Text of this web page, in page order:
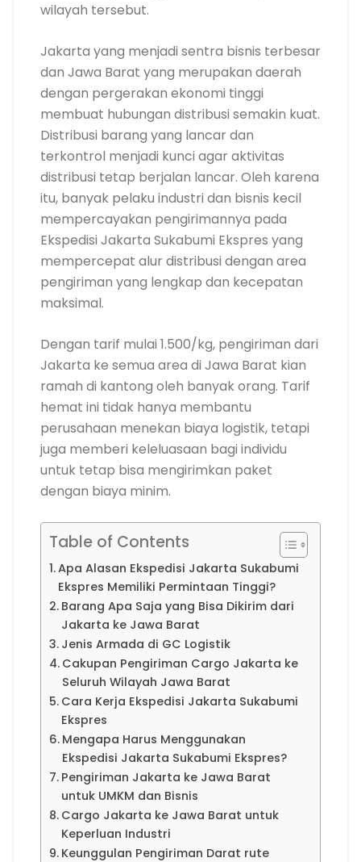
wilayah tersebut.
Jakarta yang menjadi sentra bisnis terbesar
dan Jawa Barat yang merupakan daerah
dengan pergerakan ekonomi tinggi
membuat hubungan distribusi semakin kuat.
Distribusi barang yang lancar dan
terkontrol menjadi kunci agar aktivitas
distribusi tetap berjalan lancar. Oleh karena
itu, banyak pelaku industri dan bisnis kecil
mempercayakan pengirimannya pada
Ekspedisi Jakarta Sukabumi Ekspres yang
mempercepat alur distribusi dengan area
pengiriman yang lengkap dan kecepatan
maksimal.
Dengan tarif mulai 1.500/kg, pengiriman dari
Jakarta ke semua area di Jawa Barat kian
ramah di kantong oleh banyak orang. Tarif
hemat ini tidak hanya membantu
perusahaan menekan biaya logistik, tetapi
juga memberi keleluasaan bagi individu
untuk tetap bisa mengirimkan paket
dengan biaya minim.
Table of Contents
Apa Alasan Ekspedisi Jakarta Sukabumi
Ekspres Memiliki Permintaan Tinggi?
Barang Apa Saja yang Bisa Dikirim dari
Jakarta ke Jawa Barat
Jenis Armada di GC Logistik
Cakupan Pengiriman Cargo Jakarta ke
Seluruh Wilayah Jawa Barat
Cara Kerja Ekspedisi Jakarta Sukabumi
Ekspres
Mengapa Harus Menggunakan
Ekspedisi Jakarta Sukabumi Ekspres?
Pengiriman Jakarta ke Jawa Barat
untuk UMKM dan Bisnis
Cargo Jakarta ke Jawa Barat untuk
Keperluan Industri
Keunggulan Pengiriman Darat rute